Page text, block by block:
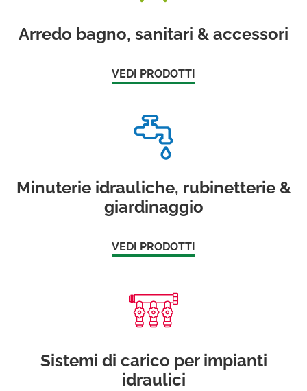
Arredo bagno, sanitari & accessori
VEDI PRODOTTI
Minuterie idrauliche, rubinetterie &
giardinaggio
VEDI PRODOTTI
Sistemi di carico per impianti
idraulici